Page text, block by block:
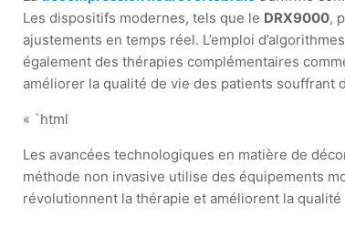
Les dispositifs modernes, tels que le DRX9000,
ajustements en temps réel. L’emploi
également des thérapies complémentaires
améliorer la qualité de vie des patients souffrant
« `html
Les avancées technologiques en matière de
méthode non invasive utilise des équipements
révolutionnent la thérapie et améliorent la